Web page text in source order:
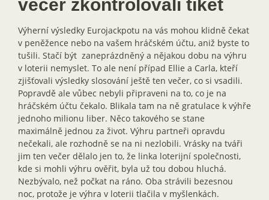
večer zkontrolovali tiket
Výherní výsledky Eurojackpotu na vás mohou klidně čekat
v peněžence nebo na vašem hráčském účtu, aniž byste to
tušili. Stačí být zaneprázdněný a nějakou dobu na výhru
v loterii nemyslet. To ale není případ Ellie a Carla, kteří
zjišťovali výsledky slosování ještě ten večer, co si vsadili.
Popravdě ale vůbec nebyli připraveni na to, co je na
hráčském účtu čekalo. Blikala tam na ně gratulace k výhře
jednoho milionu liber. Něco takového se stane
maximálně jednou za život. Výhru partneři opravdu
nečekali, ale rozhodně se na ni nezlobili. Vrásky na tváři
jim ten večer dělalo jen to, že linka loterijní společnosti,
kde si mohli výhru ověřit, byla už tou dobou hluchá.
Nezbývalo, než počkat na ráno. Oba strávili bezesnou
noc, protože je výhra v loterii tlačila v myšlenkách.